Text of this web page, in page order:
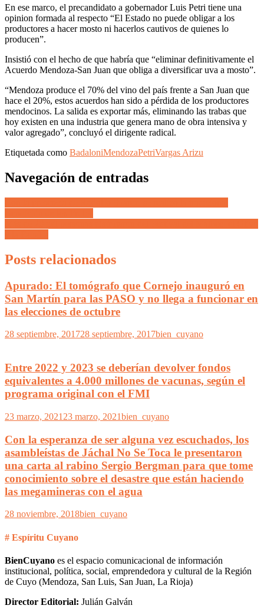
En ese marco, el precandidato a gobernador Luis Petri tiene una
opinion formada al respecto “El Estado no puede obligar a los
productores a hacer mosto ni hacerlos cautivos de quienes lo
producen”.
Insistió con el hecho de que habría que “eliminar definitivamente el
Acuerdo Mendoza-San Juan que obliga a diversificar uva a mosto”.
“Mendoza produce el 70% del vino del país frente a San Juan que
hace el 20%, estos acuerdos han sido a pérdida de los productores
mendocinos. La salida es exportar más, eliminando las trabas que
hoy existen en una industria que genera mano de obra intensiva y
valor agregado”, concluyó el dirigente radical.
Etiquetada como BadaloniMendozaPetriVargas Arizu
Navegación de entradas
Posts relacionados
Apurado: El tomógrafo que Cornejo inauguró en
San Martín para las PASO y no llega a funcionar en
las elecciones de octubre
28 septiembre, 201728 septiembre, 2017bien_cuyano
Entre 2022 y 2023 se deberían devolver fondos
equivalentes a 4.000 millones de vacunas, según el
programa original con el FMI
23 marzo, 2021 23 marzo, 2021bien_cuyano
Con la esperanza de ser alguna vez escuchados, los
asambleístas de Jáchal No Se Toca le presentaron
una carta al rabino Sergio Bergman para que tome
conocimiento sobre el desastre que están haciendo
las megamineras con el agua
28 noviembre, 2018bien_cuyano
# Espíritu Cuyano
BienCuyano es el espacio comunicacional de información
institucional, política, social, emprendedora y cultural de la Región
de Cuyo (Mendoza, San Luis, San Juan, La Rioja)
Director Editorial: Julián Galván